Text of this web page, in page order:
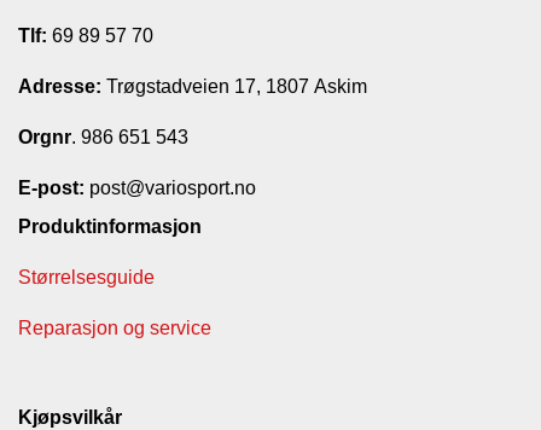
Tlf: 69 89 57 70
Adresse: Trøgstadveien 17, 1807 Askim
Orgnr. 986 651 543
E-post: post@variosport.no
Produktinformasjon
Størrelsesguide
Reparasjon og service
Kjøpsvilkår